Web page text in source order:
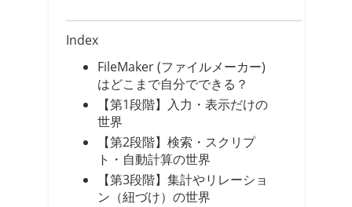
Index
FileMaker (ファイルメーカー)
はどこまで自分でできる？
【第1段階】入力・表示だけの
世界
【第2段階】検索・スクリプ
ト・自動計算の世界
【第3段階】集計やリレーショ
ン（紐づけ）の世界